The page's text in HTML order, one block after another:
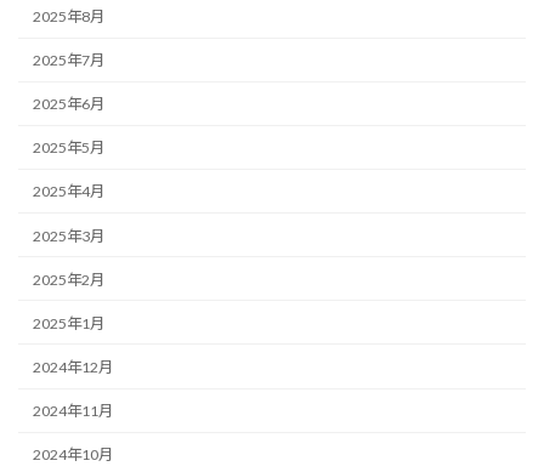
2025年8月
2025年7月
2025年6月
2025年5月
2025年4月
2025年3月
2025年2月
2025年1月
2024年12月
2024年11月
2024年10月